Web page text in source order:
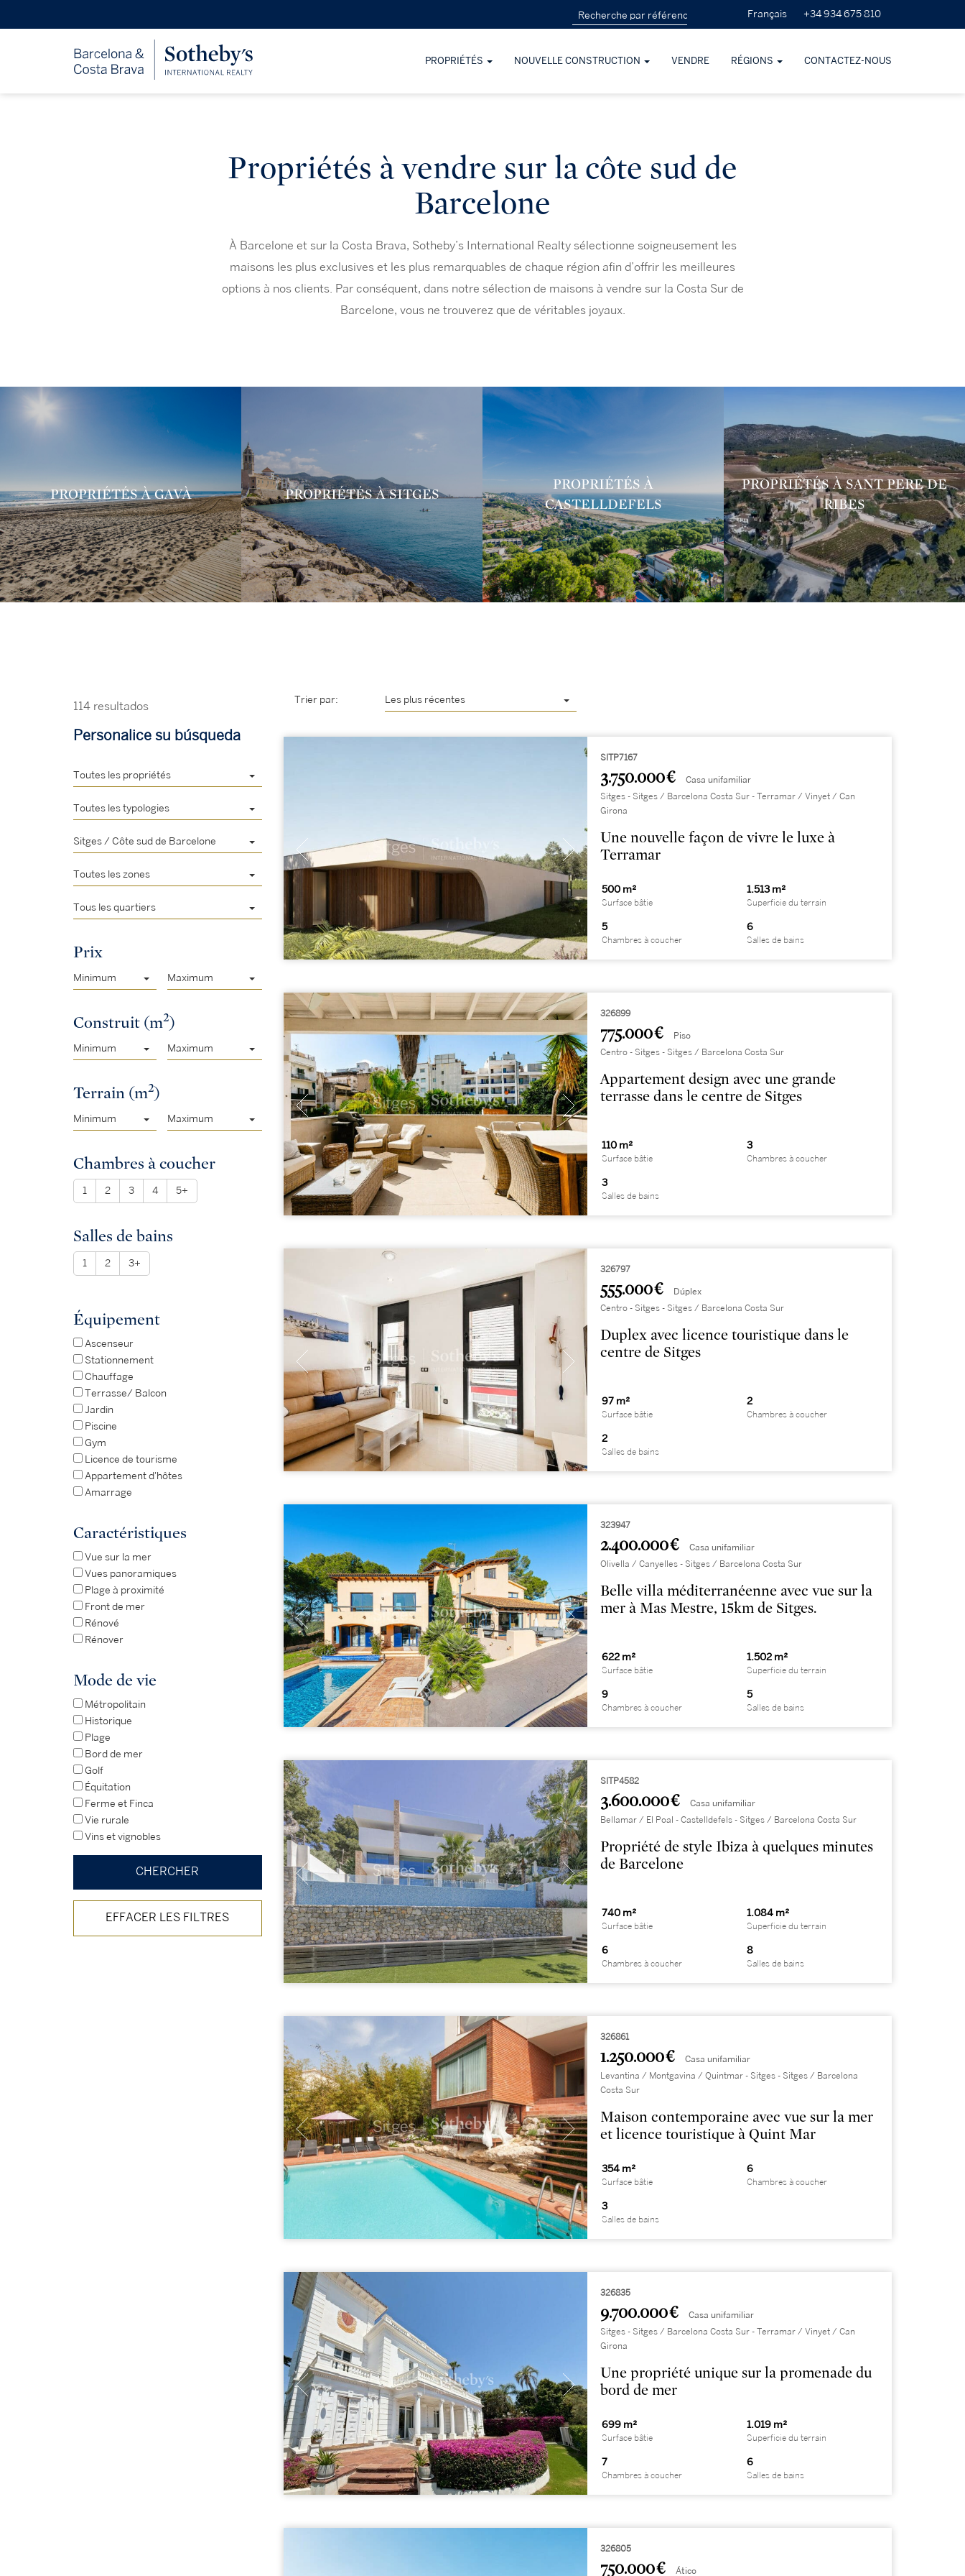
Français +34 934 675 810
PROPRIÉTÉS NOUVELLE CONSTRUCTION VENDRE RÉGIONS CONTACTEZ-NOUS
Propriétés à vendre sur la côte sud de
Barcelone
À Barcelone et sur la Costa Brava, Sotheby’s International Realty sélectionne soigneusement les
maisons les plus exclusives et les plus remarquables de chaque région afin d’offrir les meilleures
options à nos clients. Par conséquent, dans notre sélection de maisons à vendre sur la Costa Sur de
Barcelone, vous ne trouverez que de véritables joyaux.
PROPRIÉTÉS À GAVÀ PROPRIÉTÉS À SITGES
PROPRIÉTÉS À
CASTELLDEFELS
PROPRIÉTÉS À SANT PERE DE
RIBES
114 resultados
Personalice su búsqueda
Toutes les propriétés
Toutes les typologies
Sitges / Côte sud de Barcelone
Toutes les zones
Tous les quartiers
Prix
Minimum Maximum
Construit (m2)
Minimum Maximum
Terrain (m2)
Minimum Maximum
Chambres à coucher
1 2 3 4 5+
Salles de bains
1 2 3+
Équipement
Ascenseur
Stationnement
Chauffage
Terrasse/ Balcon
Jardin
Piscine
Gym
Licence de tourisme
Appartement d'hôtes
Amarrage
Caractéristiques
Vue sur la mer
Vues panoramiques
Plage à proximité
Front de mer
Rénové
Rénover
Mode de vie
Métropolitain
Historique
Plage
Bord de mer
Golf
Équitation
Ferme et Finca
Vie rurale
Vins et vignobles
EFFACER LES FILTRES
Trier par: Les plus récentes
SITP7167
3.750.000 € Casa unifamiliar
Sitges - Sitges / Barcelona Costa Sur - Terramar / Vinyet / Can
Girona
Une nouvelle façon de vivre le luxe à
Terramar
500 m²
Surface bâtie
1.513 m²
Superficie du terrain
5
Chambres à coucher
6
Salles de bains
326899
775.000 € Piso
Centro - Sitges - Sitges / Barcelona Costa Sur
Appartement design avec une grande
terrasse dans le centre de Sitges
110 m²
Surface bâtie
3
Chambres à coucher
3
Salles de bains
326797
555.000 € Dúplex
Centro - Sitges - Sitges / Barcelona Costa Sur
Duplex avec licence touristique dans le
centre de Sitges
97 m²
Surface bâtie
2
Chambres à coucher
2
Salles de bains
323947
2.400.000 € Casa unifamiliar
Olivella / Canyelles - Sitges / Barcelona Costa Sur
Belle villa méditerranéenne avec vue sur la
mer à Mas Mestre, 15km de Sitges.
622 m²
Surface bâtie
1.502 m²
Superficie du terrain
9
Chambres à coucher
5
Salles de bains
SITP4582
3.600.000 € Casa unifamiliar
Bellamar / El Poal - Castelldefels - Sitges / Barcelona Costa Sur
Propriété de style Ibiza à quelques minutes
de Barcelone
740 m²
Surface bâtie
1.084 m²
Superficie du terrain
6
Chambres à coucher
8
Salles de bains
326861
1.250.000 € Casa unifamiliar
Levantina / Montgavina / Quintmar - Sitges - Sitges / Barcelona
Costa Sur
Maison contemporaine avec vue sur la mer
et licence touristique à Quint Mar
354 m²
Surface bâtie
6
Chambres à coucher
3
Salles de bains
326835
9.700.000 € Casa unifamiliar
Sitges - Sitges / Barcelona Costa Sur - Terramar / Vinyet / Can
Girona
Une propriété unique sur la promenade du
bord de mer
699 m²
Surface bâtie
1.019 m²
Superficie du terrain
7
Chambres à coucher
6
Salles de bains
326805
750.000 € Ático